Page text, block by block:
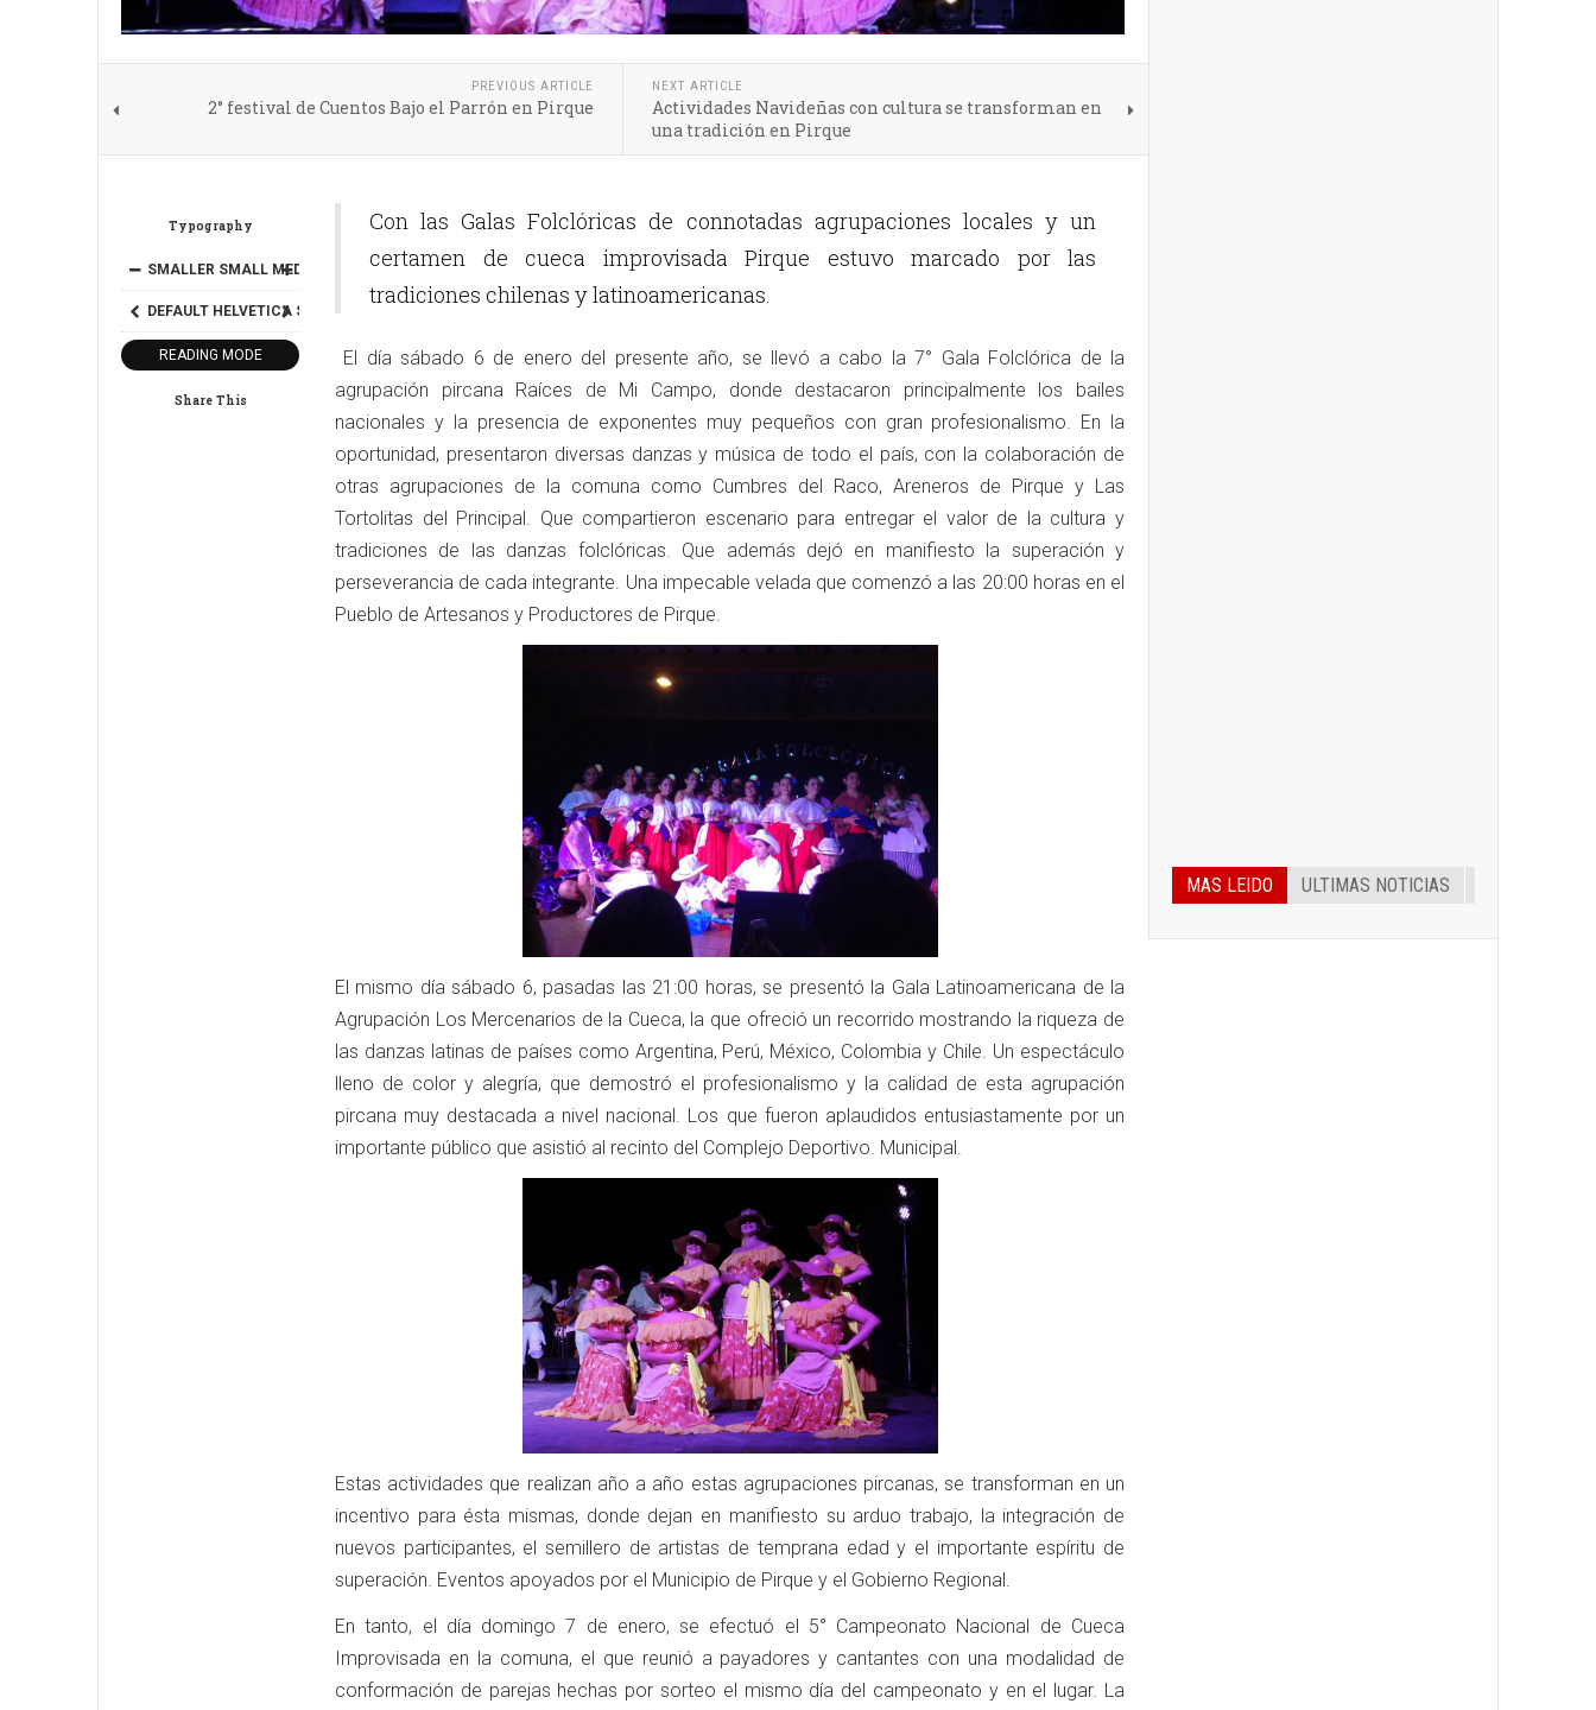
PREVIOUS ARTICLE
2° festival de Cuentos Bajo el Parrón en Pirque
NEXT ARTICLE
Actividades Navideñas con cultura se transforman en
una tradición en Pirque
Typography
SMALLER SMALL MEDIUM BIGGER
DEFAULT HELVETICA SEGOE
READING MODE
Share This
Con las Galas Folclóricas de connotadas agrupaciones locales y un
certamen de cueca improvisada Pirque estuvo marcado por las
tradiciones chilenas y latinoamericanas.
El día sábado 6 de enero del presente año, se llevó a cabo la 7° Gala Folclórica de la
agrupación pircana Raíces de Mi Campo, donde destacaron principalmente los bailes
nacionales y la presencia de exponentes muy pequeños con gran profesionalismo. En la
oportunidad, presentaron diversas danzas y música de todo el país, con la colaboración de
otras agrupaciones de la comuna como Cumbres del Raco, Areneros de Pirque y Las
Tortolitas del Principal. Que compartieron escenario para entregar el valor de la cultura y
tradiciones de las danzas folclóricas. Que además dejó en manifiesto la superación y
perseverancia de cada integrante. Una impecable velada que comenzó a las 20:00 horas en el
Pueblo de Artesanos y Productores de Pirque.
El mismo día sábado 6, pasadas las 21:00 horas, se presentó la Gala Latinoamericana de la
Agrupación Los Mercenarios de la Cueca, la que ofreció un recorrido mostrando la riqueza de
las danzas latinas de países como Argentina, Perú, México, Colombia y Chile. Un espectáculo
lleno de color y alegría, que demostró el profesionalismo y la calidad de esta agrupación
pircana muy destacada a nivel nacional. Los que fueron aplaudidos entusiastamente por un
importante público que asistió al recinto del Complejo Deportivo. Municipal.
Estas actividades que realizan año a año estas agrupaciones pircanas, se transforman en un
incentivo para ésta mismas, donde dejan en manifiesto su arduo trabajo, la integración de
nuevos participantes, el semillero de artistas de temprana edad y el importante espíritu de
superación. Eventos apoyados por el Municipio de Pirque y el Gobierno Regional.
En tanto, el día domingo 7 de enero, se efectuó el 5° Campeonato Nacional de Cueca
Improvisada en la comuna, el que reunió a payadores y cantantes con una modalidad de
conformación de parejas hechas por sorteo el mismo día del campeonato y en el lugar. La
MAS LEIDO ULTIMAS NOTICIAS